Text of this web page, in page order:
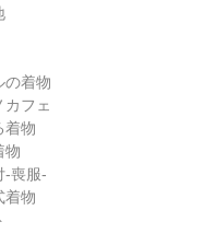
の着物
カフェ
着物
物
-喪服-
着物